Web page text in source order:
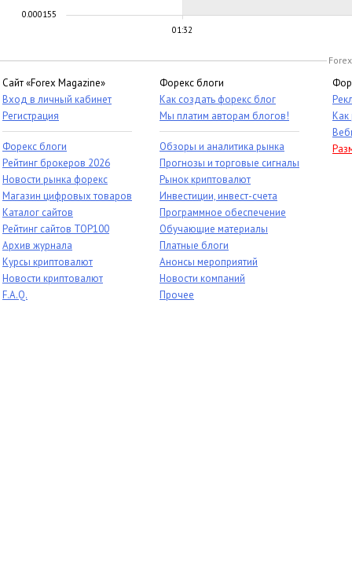
01:32
0.000155
Сайт «Forex Magazine»
Вход в личный кабинет
Регистрация
Форекс блоги
Рейтинг брокеров 2026
Новости рынка форекс
Магазин цифровых товаров
Каталог сайтов
Рейтинг сайтов TOP100
Архив журнала
Курсы криптовалют
Новости криптовалют
F.A.Q.
Форекс блоги
Как создать форекс блог
Мы платим авторам блогов!
Обзоры и аналитика рынка
Прогнозы и торговые сигналы
Рынок криптовалют
Инвестиции, инвест-счета
Программное обеспечение
Обучающие материалы
Платные блоги
Анонсы мероприятий
Новости компаний
Прочее
Как